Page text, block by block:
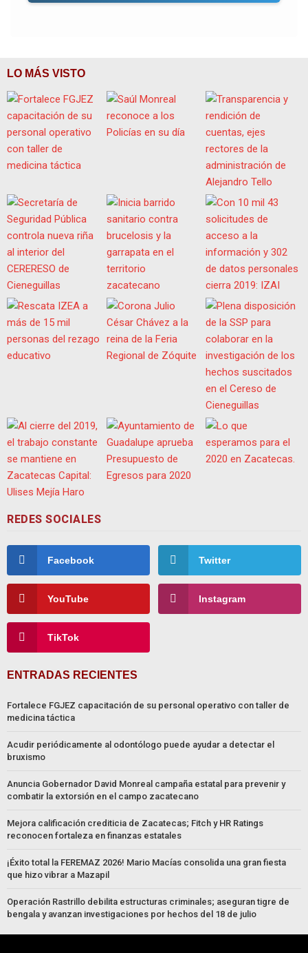
LO MÁS VISTO
REDES SOCIALES
Facebook Twitter
YouTube Instagram
TikTok
ENTRADAS RECIENTES
Fortalece FGJEZ capacitación de su personal operativo con taller de
medicina táctica
Acudir periódicamente al odontólogo puede ayudar a detectar el
bruxismo
Anuncia Gobernador David Monreal campaña estatal para prevenir y
combatir la extorsión en el campo zacatecano
Mejora calificación crediticia de Zacatecas; Fitch y HR Ratings
reconocen fortaleza en finanzas estatales
¡Éxito total la FEREMAZ 2026! Mario Macías consolida una gran fiesta
que hizo vibrar a Mazapil
Operación Rastrillo debilita estructuras criminales; aseguran tigre de
bengala y avanzan investigaciones por hechos del 18 de julio